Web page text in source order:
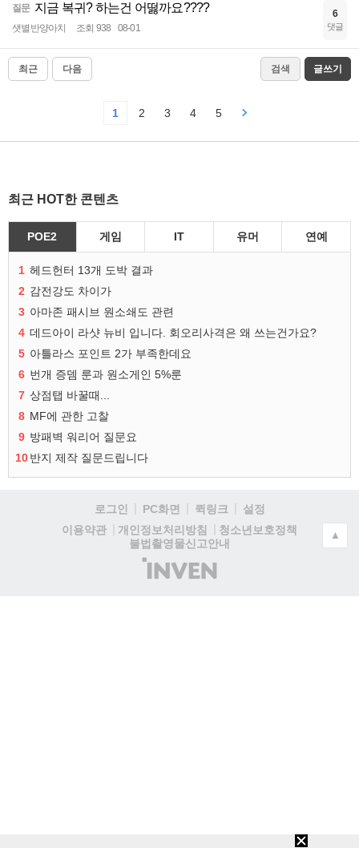
질문 지금 복귀? 하는건 어떯까요????
샛별반양아치 조회 938 08-01
6
댓글
최근 다음 검색 글쓰기
1 2 3 4 5
최근 HOT한 콘텐츠
POE2 게임 IT 유머 연예
1 헤드헌터 13개 도박 결과
2 감전강도 차이가
3 아마존 패시브 원소쇄도 관련
4 데드아이 라샷 뉴비 입니다. 회오리사격은 왜 쓰는건가요?
5 아틀라스 포인트 2가 부족한데요
6 번개 증뎀 룬과 원소게인 5%룬
7 상점탭 바꿀때...
8 MF에 관한 고찰
9 방패벽 워리어 질문요
10반지 제작 질문드립니다
로그인 PC화면 퀵링크
설정
이용약관
개인정보처리방침
청소년보호정책
불법촬영물신고안내
(주)
인
▲